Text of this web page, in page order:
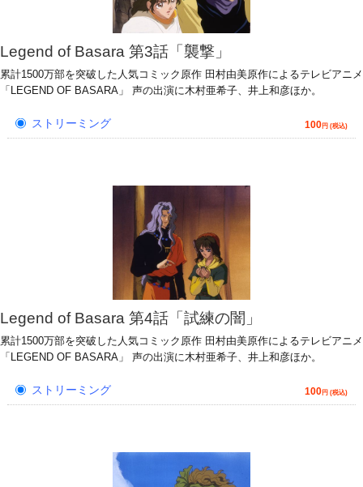
Legend of Basara 第3話「襲撃」
累計1500万部を突破した人気コミック原作 田村由美原作によるテレビアニメ
「LEGEND OF BASARA」 声の出演に木村亜希子、井上和彦ほか。
ストリーミング 100円 (税込)
Legend of Basara 第4話「試練の闇」
累計1500万部を突破した人気コミック原作 田村由美原作によるテレビアニメ
「LEGEND OF BASARA」 声の出演に木村亜希子、井上和彦ほか。
ストリーミング 100円 (税込)